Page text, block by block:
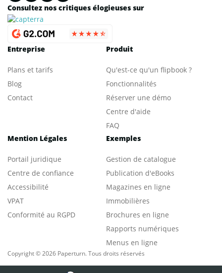
Consultez nos critiques élogieuses sur
Entreprise
Plans et tarifs
Blog
Contact
Produit
Qu'est-ce qu'un flipbook ?
Fonctionnalités
Réserver une démo
Centre d'aide
FAQ
Mention Légales
Portail juridique
Centre de confiance
Accessibilité
VPAT
Conformité au RGPD
Exemples
Gestion de catalogue
Publication d'eBooks
Magazines en ligne
Immobilières
Brochures en ligne
Rapports numériques
Menus en ligne
Copyright © 2026 Paperturn. Tous droits réservés